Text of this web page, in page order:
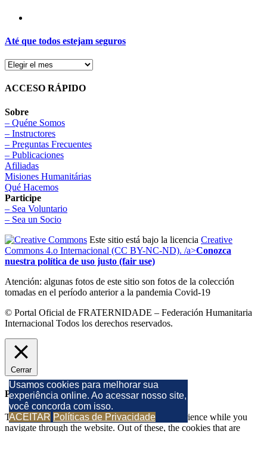
Até que todos estejam seguros
ACCESO RÁPIDO
Sobre
– Quéne Somos
– Instructores
– Preguntas Frecuentes
– Publicaciones
Afiliadas
Misiones Humanitárias
Qué Hacemos
Participe
– Sea Voluntario
– Sea un Socio
Este sitio está bajo la licencia Creative
Commons 4.o Internacional (CC BY-NC-ND). /a>Conozca
nuestra política de uso justo (fair use)
Atención: algunas fotos de este sitio son fotos de la colección
tomadas en el período anterior a la pandemia Covid-19
© Portal Oficial de FRATERNIDADE – Federación Humanitaria
Internacional Todos los derechos reservados.
Usamos cookies para melhorar sua
experiência online. Ao acessar nosso site,
você concorda com isso.
ACEITAR Políticas de Privacidade
Cerrar
Privacy Overview
This website uses cookies to improve your experience while you
navigate through the website. Out of these, the cookies that are